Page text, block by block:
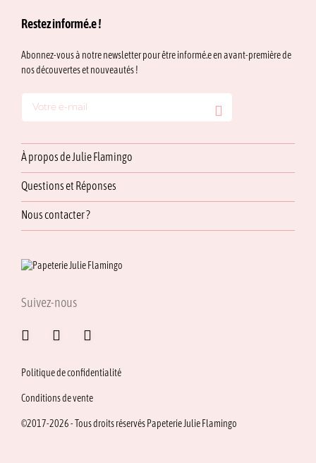
Restez informé.e !
Abonnez-vous à notre newsletter pour être informé.e en avant-première de
nos découvertes et nouveautés !
À propos de Julie Flamingo
Questions et Réponses
Nous contacter ?
Suivez-nous
Politique de confidentialité
Conditions de vente
©2017-2026 - Tous droits réservés Papeterie Julie Flamingo